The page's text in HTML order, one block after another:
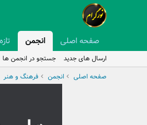
صفحه اصلی انجمن
ارسال های جدید
جستجو در انجمن ها
صفحه اصلی
انجمن فرهنگ و هنر